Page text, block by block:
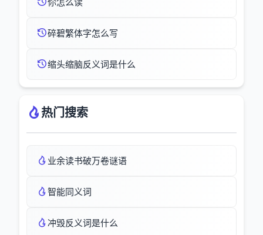
碎碧繁体字怎么写
缩头缩脑反义词是什么
热门搜索
业余读书破万卷谜语
智能同义词
冲毁反义词是什么